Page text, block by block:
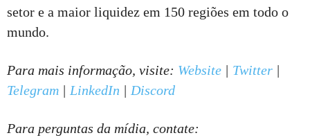
setor e a maior liquidez em 150 regiões em todo o
mundo.
Para mais informação, visite: Website | Twitter |
Telegram | LinkedIn | Discord
Para perguntas da mídia, contate: